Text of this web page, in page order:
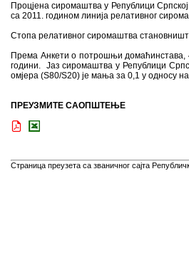
Процјена сиромаштва у Републици
са 2011. годином линија релативног
Стопа релативног сиромаштва
Према Анкети о потрошњи домаћинстава,
години. Јаз сиромаштва у Републици
омјера (S80/S20) је мања за 0,1 у односу
ПРЕУЗМИТЕ САОПШТЕЊЕ
Страница преузета са званичног сајта